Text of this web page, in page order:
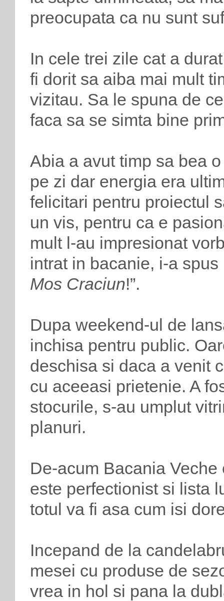
preocupata ca nu sunt
In cele trei zile cat a
fi dorit sa aiba mai mult
vizitau. Sa le spuna de
faca sa se simta bine
Abia a avut timp sa bea
pe zi dar energia era
felicitari pentru proiectul
un vis, pentru ca e
mult l-au impresionat
intrat in bacanie, i-a spus
Mos Craciun!”.
Dupa weekend-ul de
inchisa pentru public.
deschisa si daca a venit
cu aceeasi prietenie. A
stocurile, s-au umplut
planuri.
De-acum Bacania
este perfectionist si lista
totul va fi asa cum isi
Incepand de la
mesei cu produse de
vrea in hol si pana la